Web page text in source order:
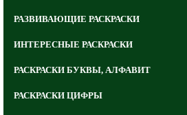
РАЗВИВАЮЩИЕ РАСКРАСКИ
ИНТЕРЕСНЫЕ РАСКРАСКИ
РАСКРАСКИ БУКВЫ, АЛФАВИТ
РАСКРАСКИ ЦИФРЫ